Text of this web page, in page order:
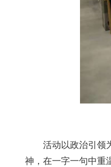
活动以政治引领
神，在一字一句中重